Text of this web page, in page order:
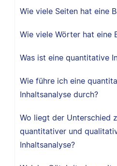
Wie viele Seiten hat eine
Wie viele Wörter hat eine
Was ist eine quantitative
Wie führe ich eine
Inhaltsanalyse durch?
Wo liegt der Unterschied
quantitativer und
Inhaltsanalyse?